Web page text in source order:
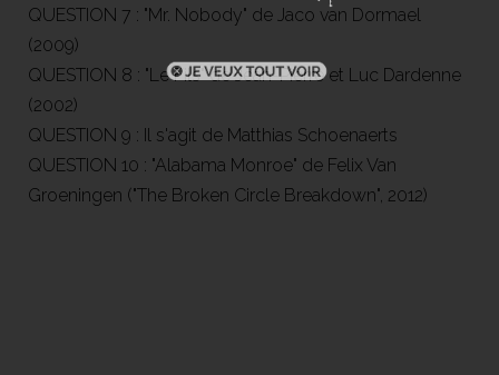
QUESTION 7 : "Mr. Nobody" de Jaco van Dormael
(2009)
QUESTION 8 : "Le Fils" de Jean-Pierre et Luc Dardenne
(2002)
QUESTION 9 : Il s'agit de Matthias Schoenaerts
QUESTION 10 : "Alabama Monroe" de Felix Van
Groeningen ("The Broken Circle Breakdown", 2012)